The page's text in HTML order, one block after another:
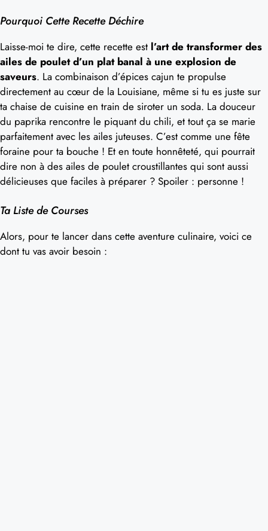
Pourquoi Cette Recette Déchire
Laisse-moi te dire, cette recette est l’art de transformer des
ailes de poulet d’un plat banal à une explosion de
saveurs. La combinaison d’épices cajun te propulse
directement au cœur de la Louisiane, même si tu es juste sur
ta chaise de cuisine en train de siroter un soda. La douceur
du paprika rencontre le piquant du chili, et tout ça se marie
parfaitement avec les ailes juteuses. C’est comme une fête
foraine pour ta bouche ! Et en toute honnêteté, qui pourrait
dire non à des ailes de poulet croustillantes qui sont aussi
délicieuses que faciles à préparer ? Spoiler : personne !
Ta Liste de Courses
Alors, pour te lancer dans cette aventure culinaire, voici ce
dont tu vas avoir besoin :